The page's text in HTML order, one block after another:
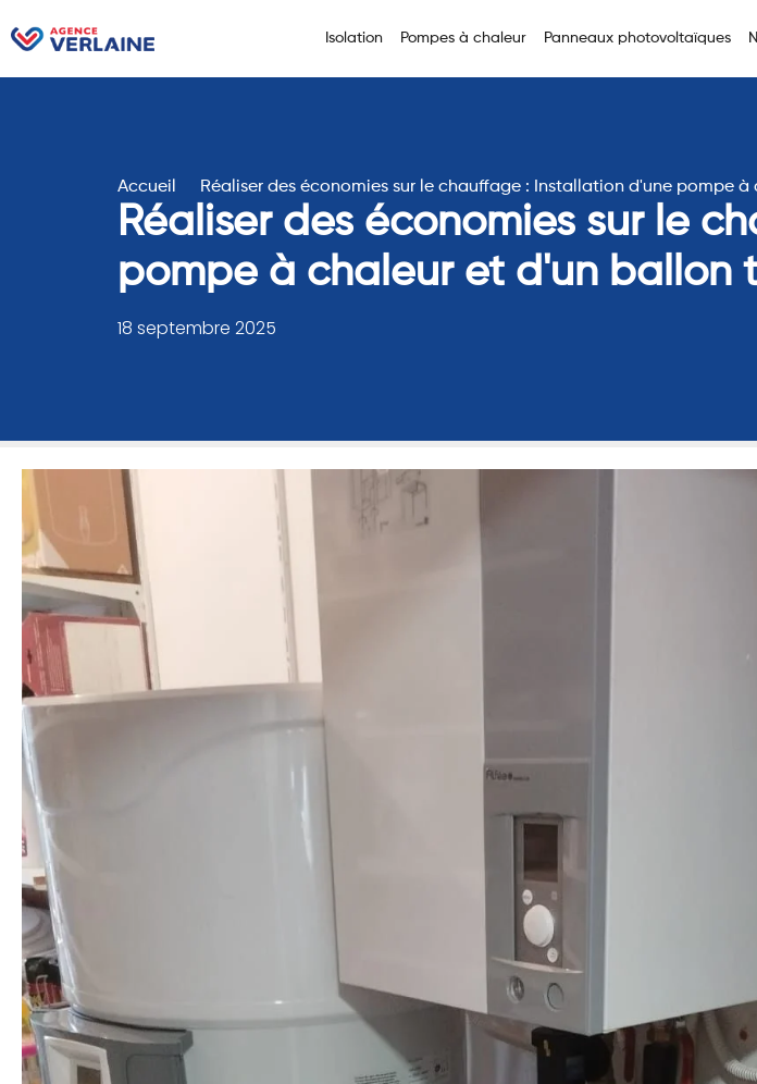
Isolation Pompes à chaleur Panneaux photovoltaïques
Accueil Réaliser des économies sur le chauffage : Installation d'une pompe
Réaliser des économies sur le
pompe à chaleur et d'un ballon
18 septembre 2025